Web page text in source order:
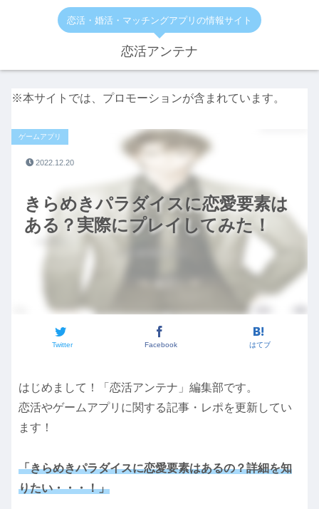
恋活・婚活・マッチングアプリの情報サイト
恋活アンテナ
※本サイトでは、プロモーションが含まれています。
きらめきパラダイスに恋愛要素は
ある？実際にプレイしてみた！
ゲームアプリ
Twitter Facebook はてブ
2022.12.20
はじめまして！「恋活アンテナ」編集部です。
恋活やゲームアプリに関する記事・レポを更新してい
ます！
「きらめきパラダイスに恋愛要素はあるの？詳細を知
りたい・・・！」